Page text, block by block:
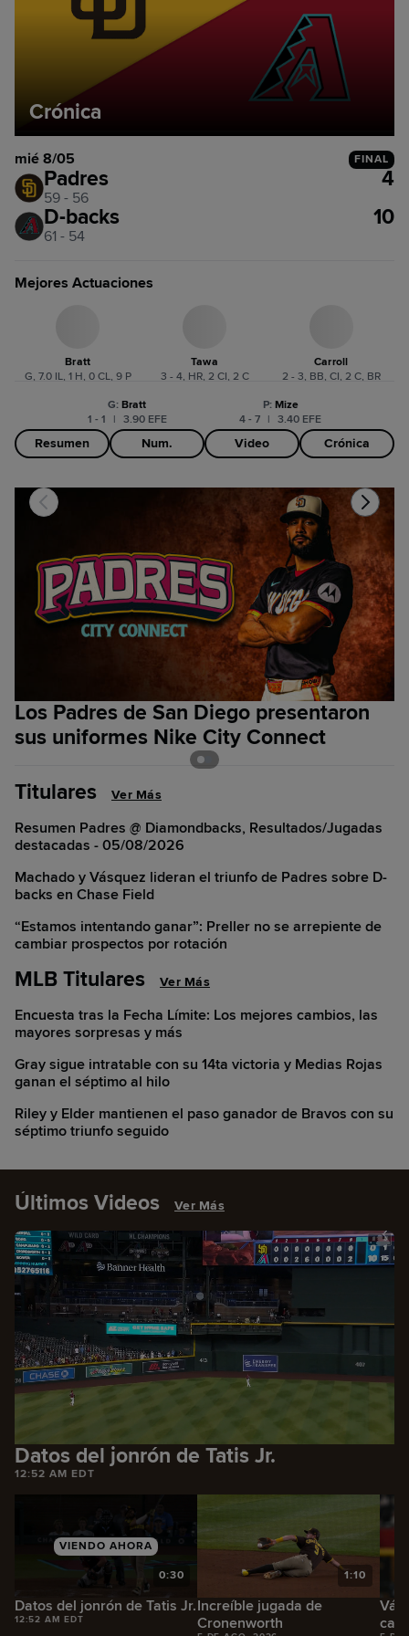
Crónica
mié 8/05 FINAL
Padres
59 - 56
4
D-backs
61 - 54
10
Mejores Actuaciones
Bratt
G, 7.0 IL, 1 H, 0 CL, 9 P
Tawa
3 - 4, HR, 2 CI, 2 C
Carroll
2 - 3, BB, CI, 2 C, BR
G: Bratt
1 - 1
| 3.90 EFE
P: Mize
4 - 7 | 3.40 EFE
Resumen Num. Video Crónica
Los Padres de San Diego presentaron
sus uniformes Nike City Connect
Titulares Ver Más
Resumen Padres @ Diamondbacks, Resultados/Jugadas
destacadas - 05/08/2026
Machado y Vásquez lideran el triunfo de Padres sobre D-
backs en Chase Field
“Estamos intentando ganar”: Preller no se arrepiente de
cambiar prospectos por rotación
MLB Titulares Ver Más
Encuesta tras la Fecha Límite: Los mejores cambios, las
mayores sorpresas y más
Gray sigue intratable con su 14ta victoria y Medias Rojas
ganan el séptimo al hilo
Riley y Elder mantienen el paso ganador de Bravos con su
séptimo triunfo seguido
Últimos Videos Ver Más
Datos del jonrón de Tatis Jr.
12:52 AM EDT
VIENDO AHORA
Datos del jonrón de Tatis Jr.
12:52 AM EDT
0:30
Increíble jugada de
Cronenworth
1:10